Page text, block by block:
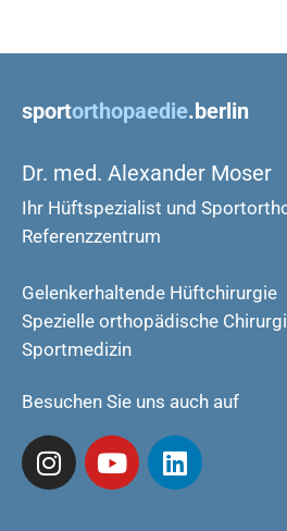
sportorthopaedie.berlin
Dr. med. Alexander Moser
Ihr Hüftspezialist und
Referenzzentrum
Gelenkerhaltende Hüftchirurgie
Spezielle orthopädische
Sportmedizin
Besuchen Sie uns auch auf